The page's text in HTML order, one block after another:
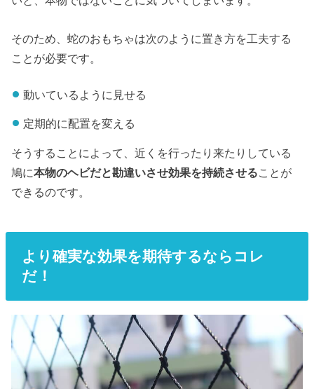
そのため、蛇のおもちゃは次のように置き方を工夫する
ことが必要です。
動いているように見せる
定期的に配置を変える
そうすることによって、近くを行ったり来たりしている
鳩に本物のヘビだと勘違いさせ効果を持続させることが
できるのです。
より確実な効果を期待するならコレ
だ！